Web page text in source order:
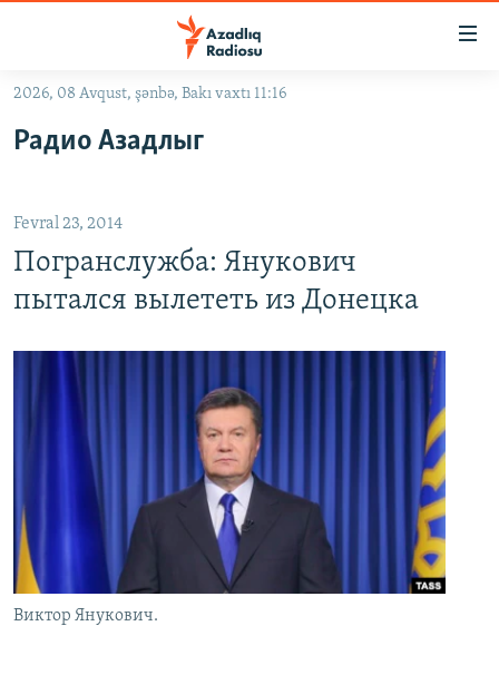
Əsas
qayıt
qayıt
Axtarışa
#İZAHLA
FƏRQƏ BAX
ARAŞDIRMA
MULTIMEDIA
FOTOQALEREYA
RADIO ARXIV
OXU ZALI
AZƏRBAYCAN ƏDƏBIYYATI KITABXANASI
İSLAM VƏ DEMOKRATIYA
HAQQIMIZDA
PEŞƏ ETIKASI VƏ JURNALISTIKA STANDARTLARIMIZ
BIZI IZLƏ
2026, 08 Avqust, şənbə, Bakı vaxtı 11:16
Радио Азадлыг
Fevral 23, 2014
Погранслужба: Янукович
пытался вылететь из Донецка
Виктор Янукович.